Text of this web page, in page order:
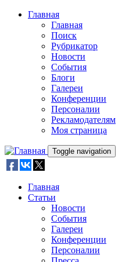
Skip to main content
Главная
Главная
Поиск
Рубрикатор
Новости
События
Блоги
Галереи
Конференции
Персоналии
Рекламодателям
Моя страница
Toggle navigation
Главная
Статьи
Новости
События
Галереи
Конференции
Персоналии